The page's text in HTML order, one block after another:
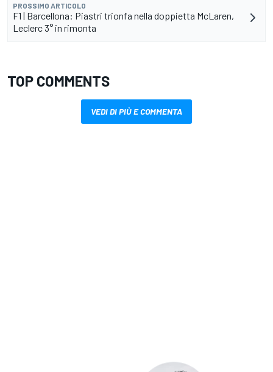
PROSSIMO ARTICOLO
F1 | Barcellona: Piastri trionfa nella doppietta McLaren,
Leclerc 3° in rimonta
TOP COMMENTS
VEDI DI PIÙ E COMMENTA